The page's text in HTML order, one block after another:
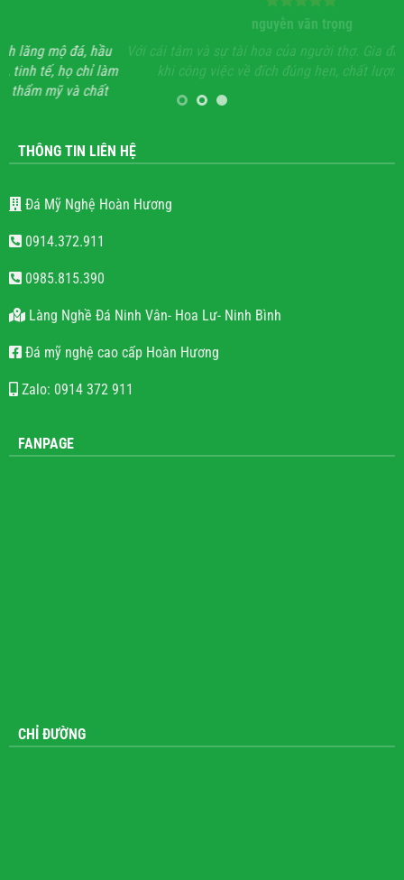
hầu
làm
nguyễn văn trọng
Với cái tâm và sự tài hoa của người thợ. Gia đình rất hoan hỉ
khi công việc về đích đúng hẹn, chất lượng, uy tín.
THÔNG TIN LIÊN HỆ
Đá Mỹ Nghệ Hoàn Hương
0914.372.911
0985.815.390
Làng Nghề Đá Ninh Vân- Hoa Lư- Ninh Bình
Đá mỹ nghệ cao cấp Hoàn Hương
Zalo: 0914 372 911
FANPAGE
CHỈ ĐƯỜNG